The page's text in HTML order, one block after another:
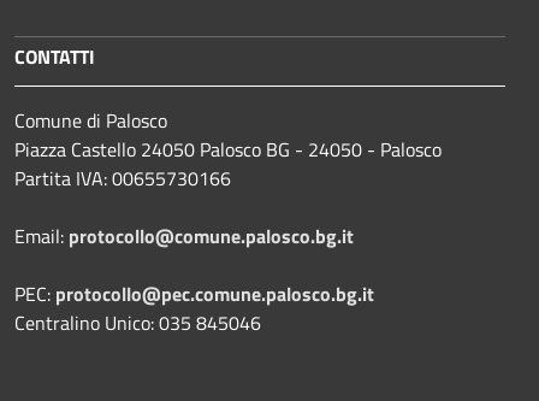
CONTATTI
Comune di Palosco
Piazza Castello 24050 Palosco BG - 24050 - Palosco
Partita IVA: 00655730166
Email: protocollo@comune.palosco.bg.it
PEC: protocollo@pec.comune.palosco.bg.it
Centralino Unico: 035 845046